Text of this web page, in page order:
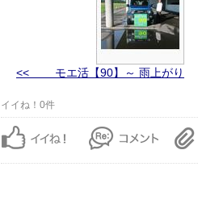
<< モエ活【90】～ 雨上がり
イイね！0件